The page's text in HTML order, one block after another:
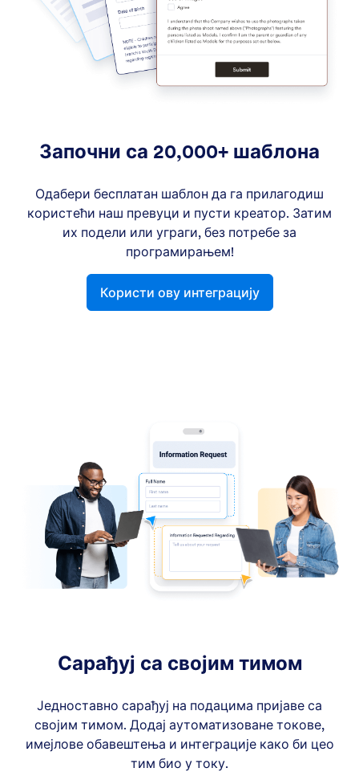
Започни са 20,000+ шаблона
Одабери бесплатан шаблон да га прилагодиш
користећи наш превуци и пусти креатор. Затим
их подели или уграги, без потребе за
програмирањем!
Користи ову интеграцију
Сарађуј са својим тимом
Једноставно сарађуј на подацима пријаве са
својим тимом. Додај аутоматизоване токове,
имејлове обавештења и интеграције како би цео
тим био у току.